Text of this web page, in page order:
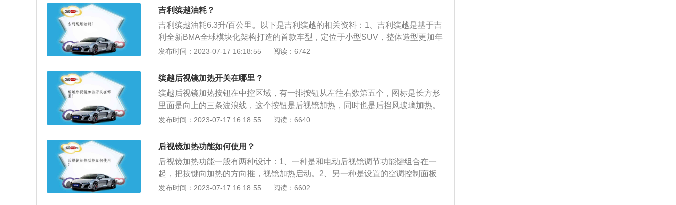
路面湿滑，视野不清晰，汽车的操纵性降低，驾驶员需要控制好车速，所以雨雪
天气也不能使用定速巡航。
雪、雾等天气行驶时，后视镜可以通过镶嵌于镜片后的电热丝加热，确保镜片表
面清晰。后视镜加热耗电量很大，使用后视镜前应先启动车辆。最好不要在发动
机未启动时使用该功能，也不要在电池电量不足或电池出现故障时使用该功能。
吉利缤越油耗？
吉利缤越油耗6.3升/百公里。以下是吉利缤越的相关资料：1、吉利缤越是基于吉
利全新BMA全球模块化架构打造的首款车型，定位于小型SUV，整体造型更加年
轻化，并将配备L2自动驾驶辅助技术。车身尺寸方面，其长宽高分别为4330×18
搭载T-BOX远程控制系统，用户可以在车内通过语音控制发送指令，操控空调、
天窗、导航等。
发布时间：2023-07-17 16:18:55 阅读：6742
缤越后视镜加热开关在哪里？
缤越后视镜加热按钮在中控区域，有一排按钮从左往右数第五个，图标是长方形
里面是向上的三条波浪线，这个按钮是后视镜加热，同时也是后挡风玻璃加热。
汽车后视镜加热一般在雨雪天比较适用，后视镜加热时，镜片后面的加热器迅速
镜片的麻烦，从而降低了开车的危险。后视镜加热功能使用方法：后视镜加热功
能一般有两种开启方式，一种是和电动后视镜调节功能键组合在一起，只要旋转
旋钮即可开启，还有一种是设置在空调控制面板上，按下加热按键之后即可开
启。无需用手调节角度，驾驶员侧有调节按钮。后视镜加热功能原理：旋转按钮
后，后视镜玻璃后面的电加热器会在几分钟内迅速升温到一个固定的温度，通常
发布时间：2023-07-17 16:18:55 阅读：6640
后视镜加热功能如何使用？
后视镜加热功能一般有两种设计：1、一种是和电动后视镜调节功能键组合在一
起，把按键向加热的方向推，视镜加热启动。2、另一种是设置的空调控制面板
上，一般在后风挡玻璃加热按键附近，或者二者合二为一，按下键后，后视镜和
发布时间：2023-07-17 16:18:55 阅读：6602